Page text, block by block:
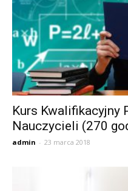
Kurs Kwalifikacyjny
Nauczycieli (270
admin - 23 marca 2018